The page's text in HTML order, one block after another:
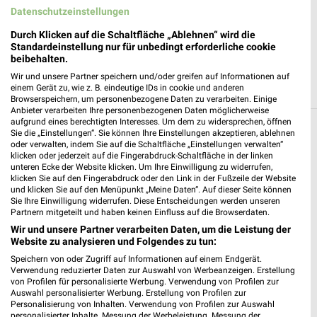
JETZT LADEN UND SPAREN!
Filialen in der Umgebung
3 Filialen
Blumen Risse Ingel­heim
Nahering 14
55218 Ingel­heim
Heute 09:00 - 19:00 Uhr |
17,30 km
Datenschutzeinstellungen
Durch Klicken auf die Schaltfläche „Ablehnen“ wird die
Standardeinstellung nur für unbedingt erforderliche cookie
beibehalten.
Wir und unsere Partner speichern und/oder greifen auf Informationen auf
einem Gerät zu, wie z. B. eindeutige IDs in cookie und anderen
Browserspeichern, um personenbezogene Daten zu verarbeiten. Einige
Anbieter verarbeiten Ihre personenbezogenen Daten möglicherweise
aufgrund eines berechtigten Interesses. Um dem zu widersprechen, öffnen
Sie die „Einstellungen“. Sie können Ihre Einstellungen akzeptieren, ablehnen
oder verwalten, indem Sie auf die Schaltfläche „Einstellungen verwalten“
klicken oder jederzeit auf die Fingerabdruck-Schaltfläche in der linken
unteren Ecke der Website klicken. Um Ihre Einwilligung zu widerrufen,
klicken Sie auf den Fingerabdruck oder den Link in der Fußzeile der Website
und klicken Sie auf den Menüpunkt „Meine Daten“. Auf dieser Seite können
Sie Ihre Einwilligung widerrufen. Diese Entscheidungen werden unseren
Partnern mitgeteilt und haben keinen Einfluss auf die Browserdaten.
Wir und unsere Partner verarbeiten Daten, um die Leistung der
Website zu analysieren und Folgendes zu tun:
Speichern von oder Zugriff auf Informationen auf einem Endgerät.
Verwendung reduzierter Daten zur Auswahl von Werbeanzeigen. Erstellung
von Profilen für personalisierte Werbung. Verwendung von Profilen zur
Auswahl personalisierter Werbung. Erstellung von Profilen zur
Personalisierung von Inhalten. Verwendung von Profilen zur Auswahl